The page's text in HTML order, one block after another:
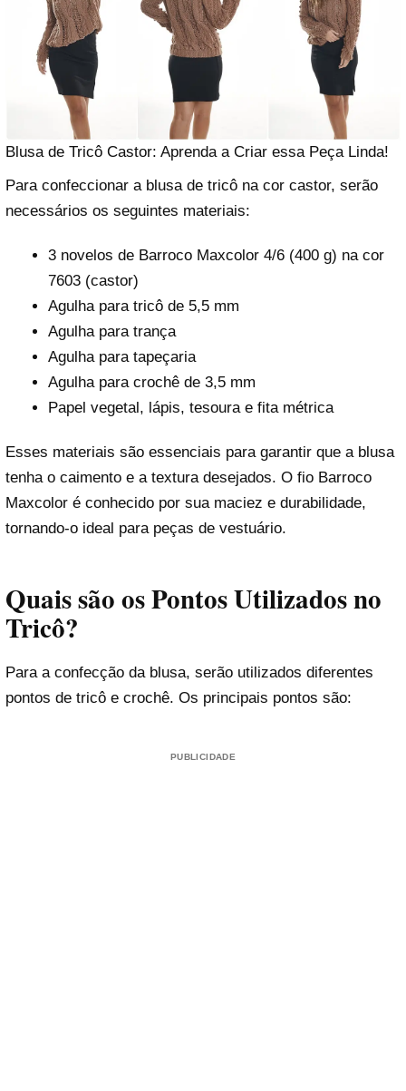
Blusa de Tricô Castor: Aprenda a Criar essa Peça Linda!
Para confeccionar a blusa de tricô na cor castor, serão
necessários os seguintes materiais:
3 novelos de Barroco Maxcolor 4/6 (400 g) na cor
7603 (castor)
Agulha para tricô de 5,5 mm
Agulha para trança
Agulha para tapeçaria
Agulha para crochê de 3,5 mm
Papel vegetal, lápis, tesoura e fita métrica
Esses materiais são essenciais para garantir que a blusa
tenha o caimento e a textura desejados. O fio Barroco
Maxcolor é conhecido por sua maciez e durabilidade,
tornando-o ideal para peças de vestuário.
Quais são os Pontos Utilizados no
Tricô?
Para a confecção da blusa, serão utilizados diferentes
pontos de tricô e crochê. Os principais pontos são:
PUBLICIDADE